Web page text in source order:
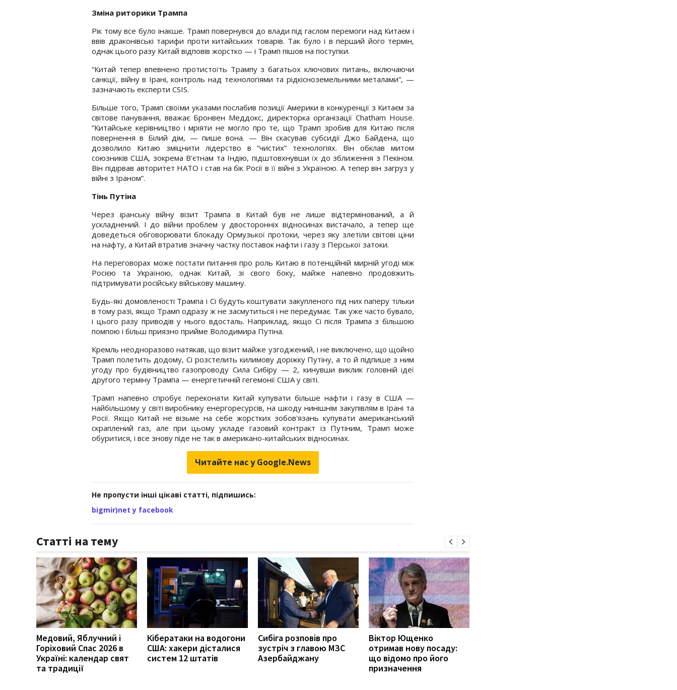
Зміна риторики Трампа
Рік тому все було інакше. Трамп повернувся до влади під гаслом перемоги над Китаєм і
ввів драконівські тарифи проти китайських товарів. Так було і в перший його термін,
однак цього разу Китай відповів жорстко — і Трамп пішов на поступки.
“Китай тепер впевнено протистоїть Трампу з багатьох ключових питань, включаючи
санкції, війну в Ірані, контроль над технологіями та рідкісноземельними металами”, —
зазначають експерти CSIS.
Більше того, Трамп своїми указами послабив позиції Америки в конкуренції з Китаєм за
світове панування, вважає Бронвен Меддокс, директорка організації Chatham House.
“Китайське керівництво і мріяти не могло про те, що Трамп зробив для Китаю після
повернення в Білий дім, — пише вона. — Він скасував субсидії Джо Байдена, що
дозволило Китаю зміцнити лідерство в “чистих“ технологіях. Він обклав митом
союзників США, зокрема В'єтнам та Індію, підштовхнувши їх до зближення з Пекіном.
Він підірвав авторитет НАТО і став на бік Росії в її війні з Україною. А тепер він загруз у
війні з Іраном”.
Тінь Путіна
Через іранську війну візит Трампа в Китай був не лише відтермінований, а й
ускладнений. І до війни проблем у двосторонніх відносинах вистачало, а тепер ще
доведеться обговорювати блокаду Ормузької протоки, через яку злетіли світові ціни
на нафту, а Китай втратив значну частку поставок нафти і газу з Перської затоки.
На переговорах може постати питання про роль Китаю в потенційній мирній угоді між
Росією та Україною, однак Китай, зі свого боку, майже напевно продовжить
підтримувати російську військову машину.
Будь-які домовленості Трампа і Сі будуть коштувати закупленого під них паперу тільки
в тому разі, якщо Трамп одразу ж не засмутиться і не передумає. Так уже часто бувало,
і цього разу приводів у нього вдосталь. Наприклад, якщо Сі після Трампа з більшою
помпою і більш приязно прийме Володимира Путіна.
Кремль неодноразово натякав, що візит майже узгоджений, і не виключено, що щойно
Трамп полетить додому, Сі розстелить килимову доріжку Путіну, а то й підпише з ним
угоду про будівництво газопроводу Сила Сибіру — 2, кинувши виклик головній ідеї
другого терміну Трампа — енергетичній гегемонії США у світі.
Трамп напевно спробує переконати Китай купувати більше нафти і газу в США —
найбільшому у світі виробнику енергоресурсів, на шкоду нинішнім закупівлям в Ірані та
Росії. Якщо Китай не візьме на себе жорстких зобов'язань купувати американський
скраплений газ, але при цьому укладе газовий контракт із Путіним, Трамп може
обуритися, і все знову піде не так в американо-китайських відносинах.
Читайте нас у Google.News
Не пропусти інші цікаві статті, підпишись:
bigmir)net у facebook
Статті на тему
Медовий, Яблучний і
Горіховий Спас 2026 в
Україні: календар свят
та традиції
Кібератаки на водогони
США: хакери дісталися
систем 12 штатів
Сибіга розповів про
зустріч з главою МЗС
Азербайджану
Віктор Ющенко
отримав нову посаду:
що відомо про його
призначення